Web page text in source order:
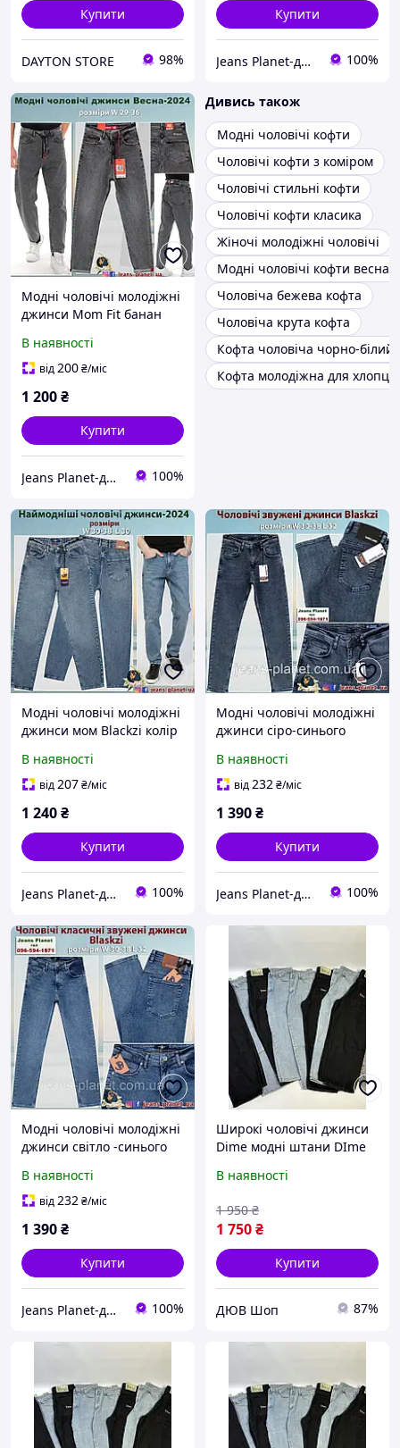
Купити
DAYTON STORE 98%
Купити
Jeans Planet-джинсовий одяг для всієї родини 100%
Модні чоловічі молодіжні
джинси Mom Fit банан
В наявності
від200₴/міс
1 200₴
Купити
Jeans Planet-джинсовий одяг для всієї родини 100%
Дивись також
Модні чоловічі кофти
Чоловічі кофти з коміром
Чоловічі стильні кофти
Чоловічі кофти класика
Жіночі молодіжні чоловічі
Модні чоловічі кофти весна
Чоловіча бежева кофта
Чоловіча крута кофта
Кофта чоловіча чорно-білий
Кофта молодіжна для хлопця
Модні чоловічі молодіжні
джинси мом Blackzi колір
В наявності
від207₴/міс
1 240₴
Купити
Jeans Planet-джинсовий одяг для всієї родини 100%
Модні чоловічі молодіжні
джинси сіро-синього
В наявності
від232₴/міс
1 390₴
Купити
Jeans Planet-джинсовий одяг для всієї родини 100%
Модні чоловічі молодіжні
джинси світло -синього
В наявності
від232₴/міс
1 390₴
Купити
Jeans Planet-джинсовий одяг для всієї родини 100%
Широкі чоловічі джинси
Dime модні штани DIme
В наявності
1 750₴
1 950 ₴
Купити
ДЮВ Шоп 87%